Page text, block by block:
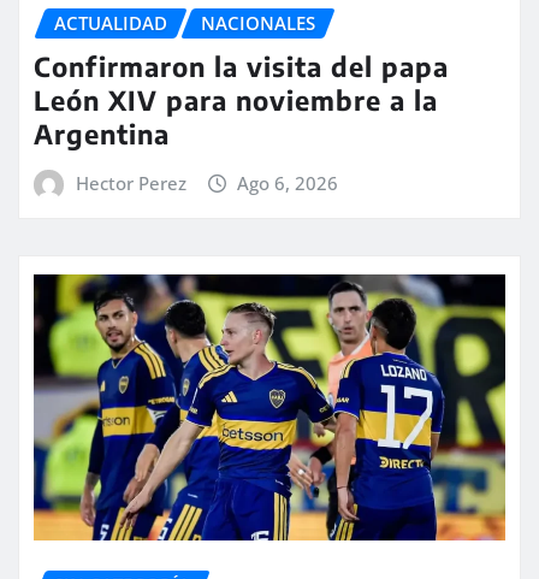
ACTUALIDAD NACIONALES
Confirmaron la visita del papa
León XIV para noviembre a la
Argentina
Hector Perez Ago 6, 2026